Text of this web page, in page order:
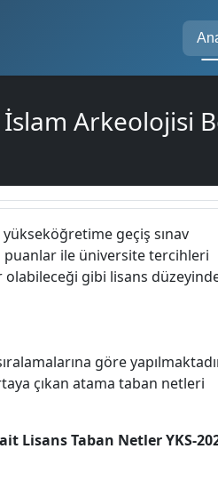
Arkeolojisi
yükseköğretime geçiş sınav
puanlar ile üniversite tercihleri
gibi lisans
göre
çıkan atama taban netleri
Lisans Taban Netler YKS-